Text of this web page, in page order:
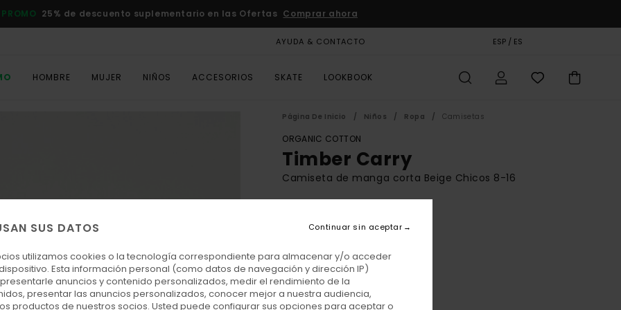
PROMO 25% de descuento suplementario en las Ofertas Comprar ahora
AYUDA & CONTACTO ESP / ES
HOMBRE MUJER NIÑOS ACCESORIOS SKATE LOOKBOOK
Página De Inicio Niños Ropa Camisetas
ORGANIC COTTON
Timber Carry
Camiseta de manga corta Beige Chicos 8-16
25,00 €
ColorOat Milk
SUS DATOS
utilizamos cookies o la tecnología correspondiente para almacenar y/o acceder
Esta información personal (como datos de navegación y dirección IP)
anuncios y contenido personalizados, medir el rendimiento de la
presentar las anuncios personalizados, conocer mejor a nuestra audiencia,
productos de nuestros socios. Usted puede configurar sus opciones para aceptar o
Continuar sin aceptar